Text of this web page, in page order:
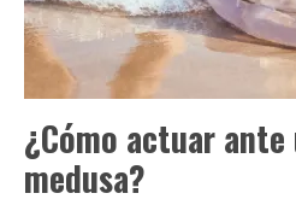
¿Cómo actuar
medusa?